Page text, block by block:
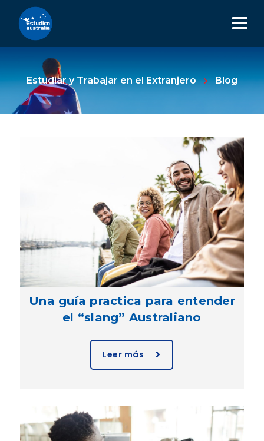
Estudiar y Trabajar en el Extranjero Blog
Una guía practica para entender
el “slang” Australiano
Leer más